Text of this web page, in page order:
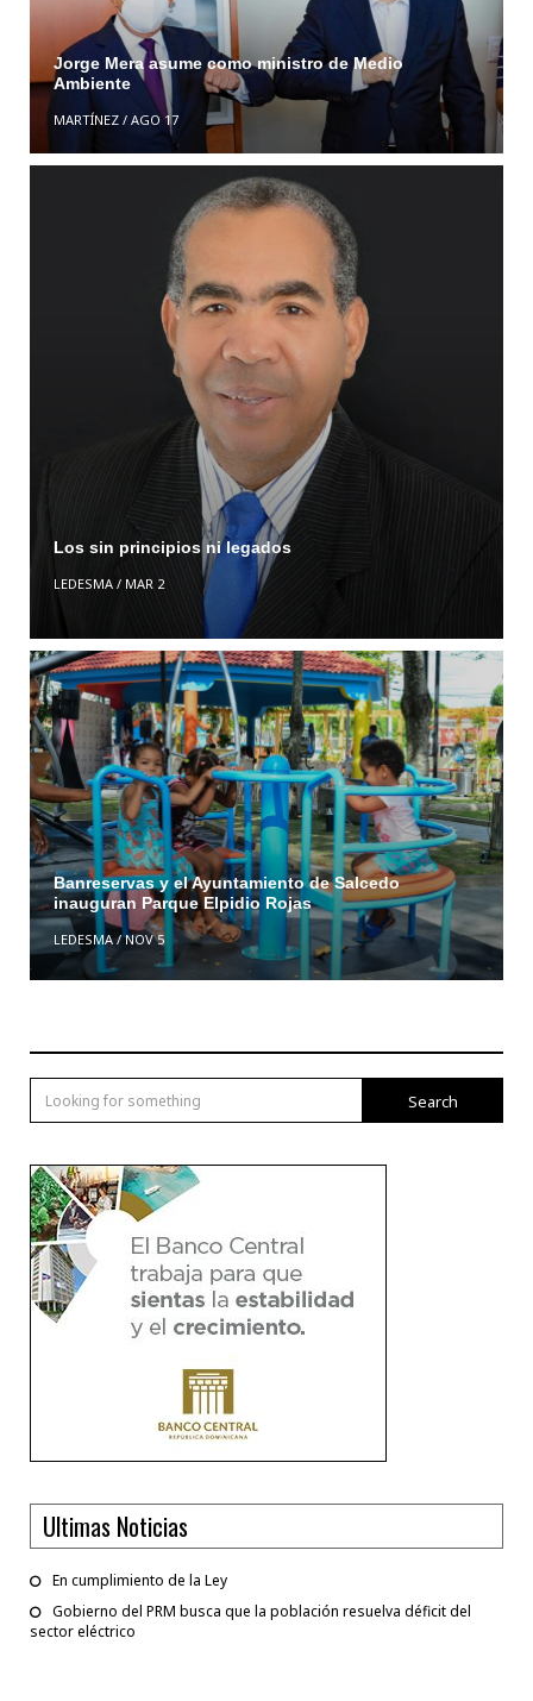
Jorge Mera asume como ministro de Medio
Ambiente
MARTÍNEZ/ AGO 17
Los sin principios ni legados
LEDESMA/ MAR 2
Banreservas y el Ayuntamiento de Salcedo
inauguran Parque Elpidio Rojas
LEDESMA/NOV 5
Search
Ultimas Noticias
En cumplimiento de la Ley
Gobierno del PRM busca que la población resuelva déficit del
sector eléctrico